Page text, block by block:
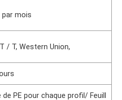
par mois
/ T, Western Union,
de PE pour chaque profil/ Feuill